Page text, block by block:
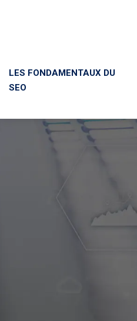
LES FONDAMENTAUX DU
SEO